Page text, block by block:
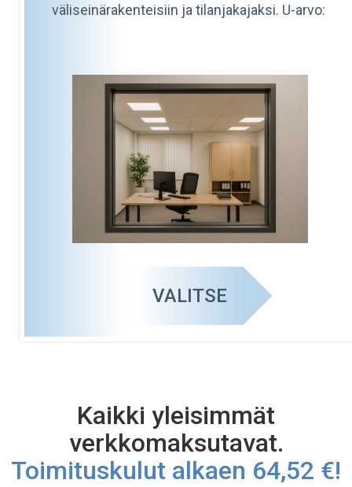
väliseinärakenteisiin ja tilanjakajaksi. U-arvo:
VALITSE
Kaikki yleisimmät
verkkomaksutavat.
Toimituskulut alkaen 64,52 €!